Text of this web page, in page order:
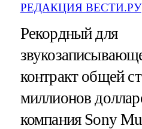
РЕДАКЦИЯ ВЕСТИ.РУ
Рекордный для
контракт общей
миллионов
компания Sony